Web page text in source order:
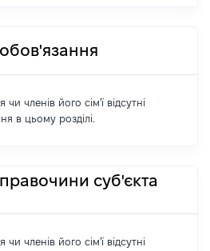
членів його сім'ї відсутні
в цьому розділі.
суб'єкта
членів його сім'ї відсутні